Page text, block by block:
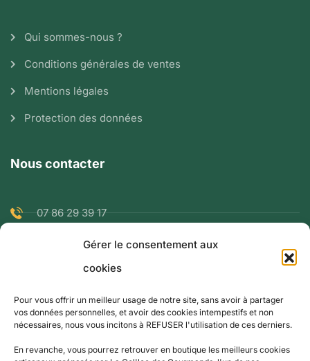
Gérer le consentement aux
cookies
Pour vous offrir un meilleur usage de notre site, sans avoir à partager
vos données personnelles, et avoir des cookies intempestifs et non
nécessaires, nous vous incitons à REFUSER l'utilisation de ces derniers.
En revanche, vous pourrez retrouver en boutique les meilleurs cookies
Qui sommes-nous ?
Conditions générales de ventes
Mentions légales
Protection des données
Nous contacter
07 86 29 39 17
ranglaretrenaud@gmail.com